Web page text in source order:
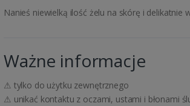
Nanieś niewielką ilość żelu na skórę i
Ważne informacje
⚠ tylko do użytku zewnętrznego
⚠ unikać kontaktu z oczami, ustami i błonami